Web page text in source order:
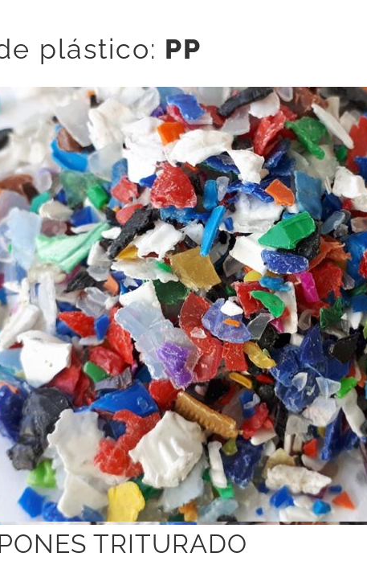
plástico: PP
TRITURADO